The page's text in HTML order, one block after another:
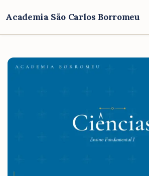
Academia São Carlos Borromeu